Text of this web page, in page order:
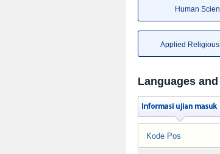
Human
Applied
Languages
Kode Pos